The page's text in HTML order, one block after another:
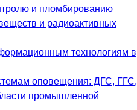
и пломбированию
и радиоактивных
технологиям в
оповещения: ДГС, ГГС,
промышленной